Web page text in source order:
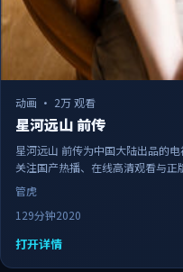
动画 · 2万 观看
星河远山 前传
星河远山 前传为中国大陆出品的
关注国产热播、在线高清观看与正
畅，可作为日常追剧与家庭观影的
管虎
129分钟2020
打开详情